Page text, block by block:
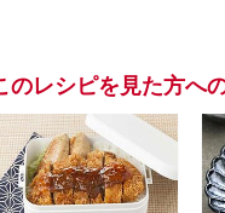
のレシピを見た方へ